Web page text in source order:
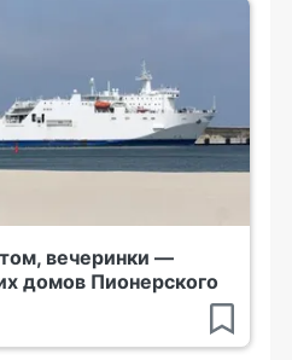
вечеринки —
домов Пионерского